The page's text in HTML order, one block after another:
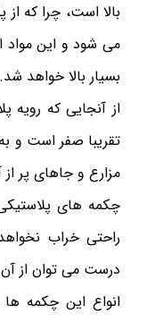
بالا است، چرا که از
می شود و این مواد
بسیار بالا خواهد شد.
از آنجایی که رویه
تقریبا صفر است و
مزارع و جاهای پر
چکمه های
راحتی خراب
درست می توان از آن ها تا ۱۰ سال
انواع این چکمه